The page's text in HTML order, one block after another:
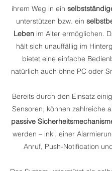
ihrem Weg in ein
unterstützen bzw. ein
Leben im Alter ermöglichen.
hält sich unauffällig im
bietet eine einfache
natürlich auch ohne PC oder
Bereits durch den Einsatz
Sensoren, können zahlreiche
passive
werden – inkl. einer
Anruf, Push-Notification